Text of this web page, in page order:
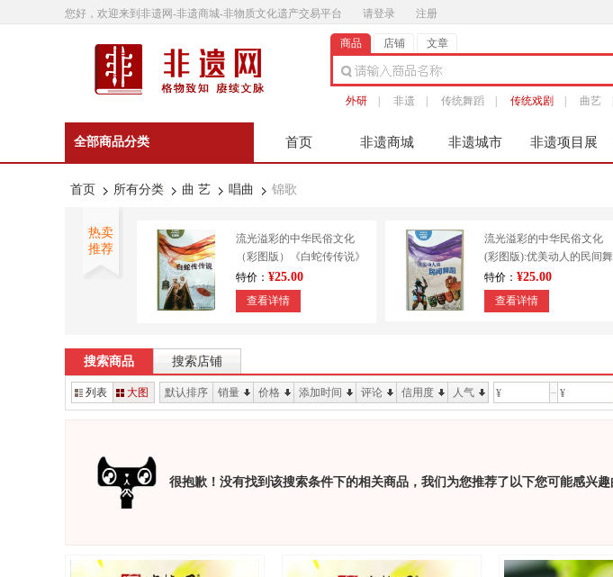
您好，欢迎来到非遗网-非遗商城-非物质文化遗产交易平台 请登录 注册
商品 店铺 文章
外研 非遗 传统舞蹈 传统戏剧 曲艺
全部商品分类 首页 非遗商城 非遗城市 非遗项目展
非遗微影
首页 所有分类 曲 艺 唱曲 锦歌
热卖
推荐
流光溢彩的中华民俗文化
（彩图版）《白蛇传传说》
9787553450643
特价： ¥25.00
查看详情
流光溢彩的中华民俗文化
(彩图版):优美动人的民间舞
蹈 9787553451213
特价： ¥25.00
查看详情
特价：¥610.00
查看详情
搜索商品 搜索店铺
列表 大图 默认排序 销量 价格 添加时间 评论 信用度 人气 ¥ ¥
很抱歉！没有找到该搜索条件下的相关商品，我们为您推荐了以下您可能感兴趣